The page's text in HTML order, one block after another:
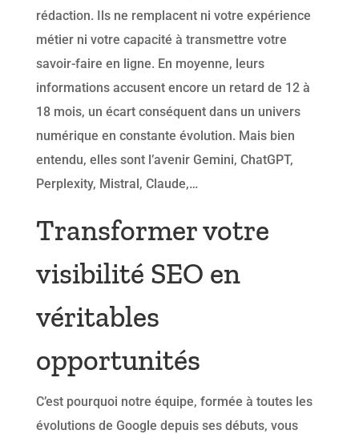
rédaction. Ils ne remplacent ni votre expérience
métier ni votre capacité à transmettre votre
savoir-faire en ligne. En moyenne, leurs
informations accusent encore un retard de 12 à
18 mois, un écart conséquent dans un univers
numérique en constante évolution. Mais bien
entendu, elles sont l’avenir Gemini, ChatGPT,
Perplexity, Mistral, Claude,…
Transformer votre
visibilité SEO en
véritables
opportunités
C’est pourquoi notre équipe, formée à toutes les
évolutions de Google depuis ses débuts, vous